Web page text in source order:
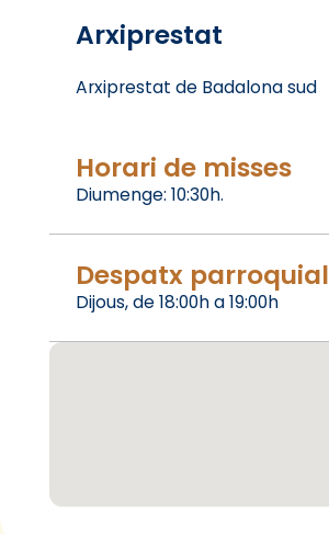
Arxiprestat
Arxiprestat de Badalona sud
Horari de misses
Diumenge: 10:30h.
Despatx parroquial
Dijous, de 18:00h a 19:00h